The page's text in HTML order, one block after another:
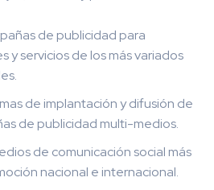
de publicidad para
y servicios de los más variados
de implantación y difusión de
de publicidad multi-medios.
de comunicación social más
nacional e internacional.